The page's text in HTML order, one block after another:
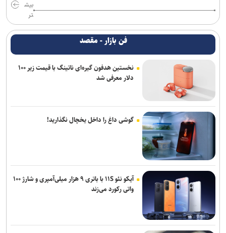
بیش
تر
فن بازار - مقصد
نخستین هدفون گیره‌ای ناتینگ با قیمت زیر ۱۰۰
دلار معرفی شد
گوشی داغ را داخل یخچال نگذارید!
آیکو نئو ۱۱S با باتری ۹ هزار میلی‌آمپری و شارژ ۱۰۰
واتی رکورد می‌زند